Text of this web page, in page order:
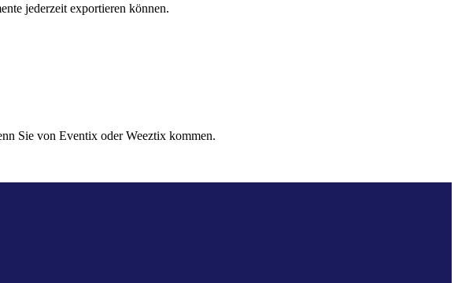
jederzeit exportieren können.
Sie von Eventix oder Weeztix kommen.